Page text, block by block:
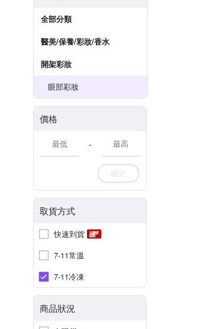
全部分類
醫美/保養/彩妝/香水
開架彩妝
眼部彩妝
價格
-
確定
取貨方式
快速到貨
7-11常溫
7-11冷凍
商品狀況